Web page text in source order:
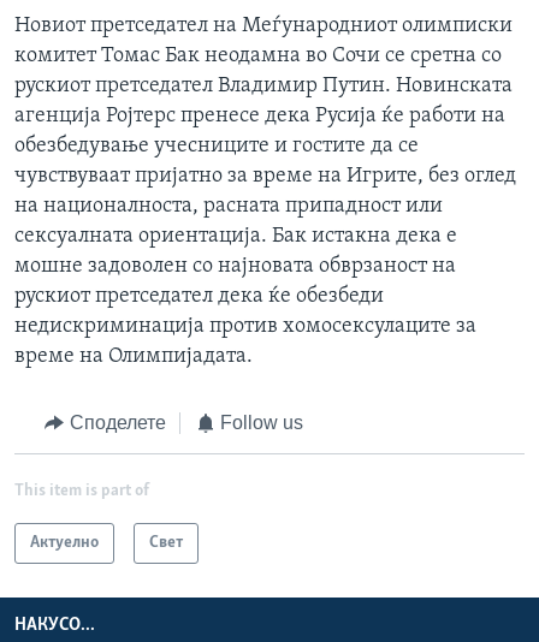
Новиот претседател на Меѓународниот олимписки
комитет Томас Бак неодамна во Сочи се сретна со
рускиот претседател Владимир Путин. Новинската
агенција Ројтерс пренесе дека Русија ќе работи на
обезбедување учесниците и гостите да се
чувствуваат пријатно за време на Игрите, без оглед
на националноста, расната припадност или
сексуалната ориентација. Бак истакна дека е
мошне задоволен со најновата обврзаност на
рускиот претседател дека ќе обезбеди
недискриминација против хомосексулаците за
време на Олимпијадата.
Споделете Follow us
This item is part of
Актуелно Свет
НАКУСО...